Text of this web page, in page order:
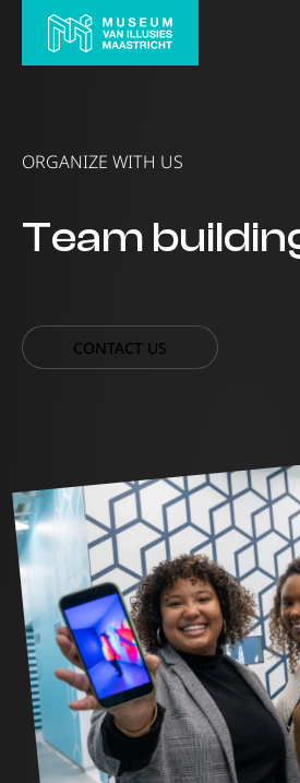
ORGANIZE WITH US
Team
CONTACT US